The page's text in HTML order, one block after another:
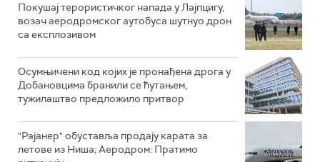
Покушај терористичког напада у Лајпцигу,
возач аеродромског аутобуса шутнуо дрон
са експлозивом
Осумњичени код којих је пронађена дрога у
Добановцима бранили се ћутањем,
тужилаштво предложило притвор
"Рајанер" обуставља продају карата за
летове из Ниша; Аеродром: Пратимо